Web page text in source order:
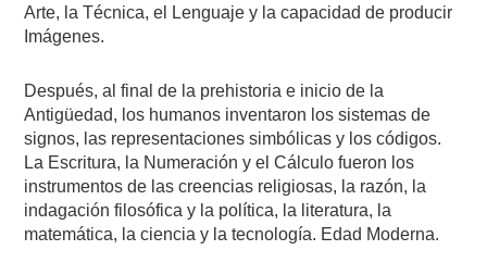
Arte, la Técnica, el Lenguaje y la capacidad de producir
Imágenes.
Después, al final de la prehistoria e inicio de la
Antigüedad, los humanos inventaron los sistemas de
signos, las representaciones simbólicas y los códigos.
La Escritura, la Numeración y el Cálculo fueron los
instrumentos de las creencias religiosas, la razón, la
indagación filosófica y la política, la literatura, la
matemática, la ciencia y la tecnología. Edad Moderna.